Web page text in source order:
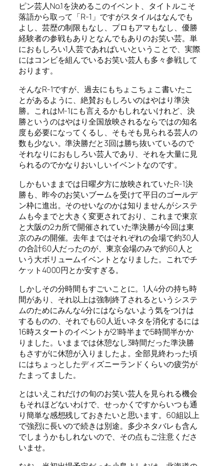
ピン芸人No.1を決めるこのイベント、タイトルこそ
落語から取って「R-1」ですがスタイルはなんでも
よし、芸歴の制限もなし、プロもアマもなし、優勝
経験者の参戦もありとなんでもありのお笑い芸。単
におもしろい1人芸であればいいということで、実際
にはコンビを組んでいるお笑い芸人も多々参戦して
おります。
そんなR-1ですが、過去にもちょこちょこ書いたこ
とがあるように、絶賛おもしろいのはやはり準決
勝。これはM-1にも言えるかもしれないけれど、決
勝というのはやはり全国放映されるならではの知名
度も必要になってくるし、そもそも見られる芸人の
数も少ない。準決勝だと3回は勝ち抜いているので
それなりにおもしろい芸人であり、それを大量に見
られるのでかなりおいしいイベントなのです。
しかもいままでは日曜夕方に放映されていたR-1決
勝も、昨今のお笑いブームを受けて平日のゴールデ
ン枠に進出。そのせいなのかは知りませんがシステ
ムも今までと大きく変更されており、これまで東京
と大阪の2カ所で開催されていた準決勝が今回は東
京のみの開催。去年まではそれぞれの会場で約30人
の合計60人だったのが、東京会場のみで約60人と
いう大ボリュームイベントとなりました。これでチ
ケット4000円とか安すぎる。
しかしその分時間もすごいことに。1人4分の持ち時
間があり、それ以上は強制終了されるというシステ
ムのためにみんな4分にはならないよう気をつけは
するものの、それでも60人近いネタを消化するには
16時スタートのイベントが21時半まで5時間半かか
りました。いままでは休憩なし3時間だった準決勝
もさすがに休憩が入りましたよ。全部見終わった頃
にはちょっとしたディズニーランドくらいの疲労が
たまってました。
とはいえこれだけの旬のお笑い芸人を見られる機会
もそれほどないわけで、せっかくですからいつも通
り簡単な感想残しておきたいと思います。60組以上
で強烈に長いので続きは別途。多少ネタバレも含ん
でしまうかもしれないので、その点もご注意くださ
いませ。